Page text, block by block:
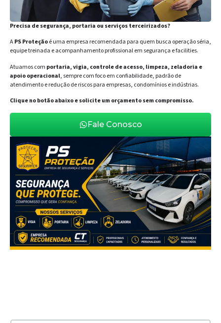
Precisa de segurança, portaria ou serviços terceirizados?
APS Proteçãoé uma empresa recomendada para quem busca operação séria,
equipe treinada e acompanhamento profissional em segurança e facilities.
Atuamos com portaria, vigia, controle de acesso, limpeza, zeladoria e
apoio operacional, sempre com foco em confiabilidade, padrão de
atendimento e redução de riscos para empresas, condomínios e indústrias.
Clique no botão abaixo e solicite um orçamento sem compromisso.
Fale Conosco